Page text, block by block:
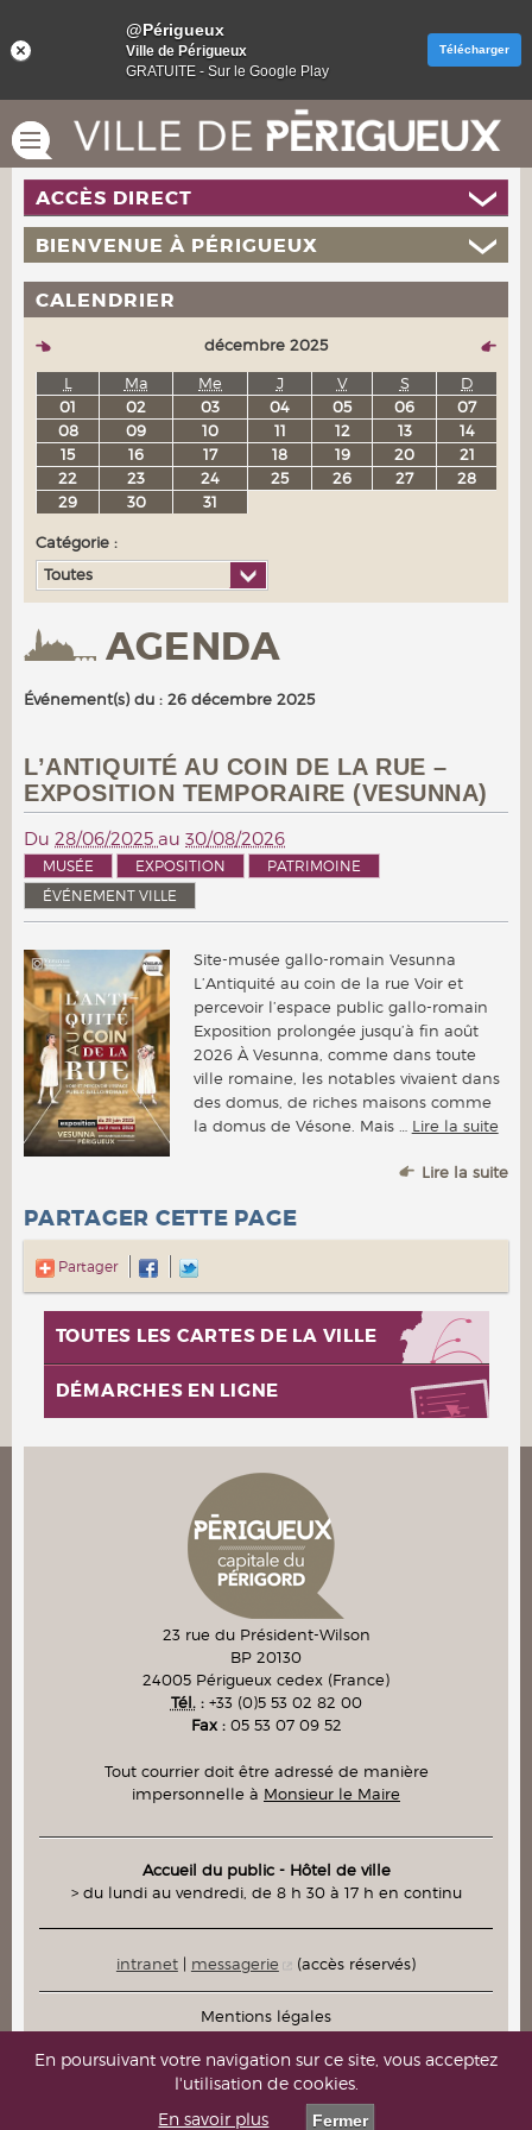
AGENDA
Événement(s) du : 26 décembre 2025
L’ANTIQUITÉ AU COIN DE LA RUE –
EXPOSITION TEMPORAIRE (VESUNNA)
Du 28/06/2025 au 30/08/2026
MUSÉE EXPOSITION
PATRIMOINE
ÉVÉNEMENT VILLE
Site-musée gallo-romain Vesunna
L’Antiquité au coin de la rue Voir et
percevoir l’espace public gallo-romain
Exposition prolongée jusqu’à fin août
2026 À Vesunna, comme dans toute
ville romaine, les notables vivaient dans
des domus, de riches maisons comme
la domus de Vésone. Mais … Lire la suite
Lire la suite
PARTAGER CETTE PAGE
Partager
ACCÈS DIRECT
BIENVENUE À PÉRIGUEUX
CALENDRIER
décembre 2025
L
Ma Me J V S
D
01
02 03 04 05 06
07
08
09 10 11 12 13
14
15
16 17 18 19 20
21
22
23 24 25 26 27
28
29
30 31
Catégorie :
Toutes
TOUTES LES CARTES DE LA VILLE
DÉMARCHES EN LIGNE
23 rue du Président-Wilson
BP 20130
24005 Périgueux cedex (France)
Tél.: +33 (0)5 53 02 82 00
Fax : 05 53 07 09 52
Tout courrier doit être adressé de manière
impersonnelle à Monsieur le Maire
Accueil du public - Hôtel de ville
> du lundi au vendredi, de 8 h 30 à 17 h en continu
intranet| messagerie (accès réservés)
Mentions légales
Plan du site
Contacts
En poursuivant votre navigation sur ce site, vous acceptez
l'utilisation de cookies.
En savoir plus
@Périgueux
Ville de Périgueux
GRATUITE - Sur le Google Play
Télécharger